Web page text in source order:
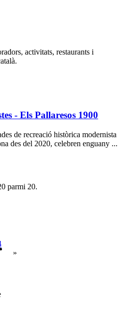
activitats, restaurants i
- Els Pallaresos 1900
de recreació històrica modernista
des del 2020, celebren enguany ...
parmi 20.
»